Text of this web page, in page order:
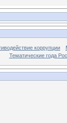
коррупции
Тематические года